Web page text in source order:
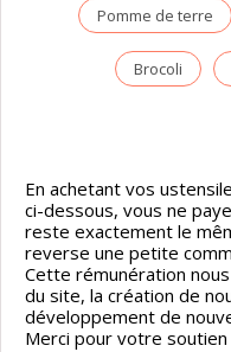
Pomme de terre
Brocoli
En achetant vos
ci-dessous, vous ne
reste exactement le
reverse une petite
Cette rémunération
du site, la création de
développement de
Merci pour votre